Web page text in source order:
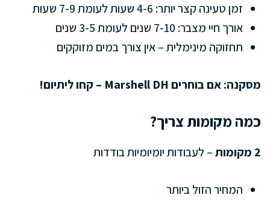
זמן טעינה קצר יותר: 4-6 שעות לעומת 7-9 שעות
אורך חיי מצבר: 7-10 שנים לעומת 3-5 שנים
תחזוקה מינימלית – אין צורך במים מזוקקים
מסקנה: אם בוחרים Marshell DH – קחו ליתיום!
כמה מקומות צריך?
2 מקומות – לעבודות יומיומיות בודדות
המחיר הזול ביותר